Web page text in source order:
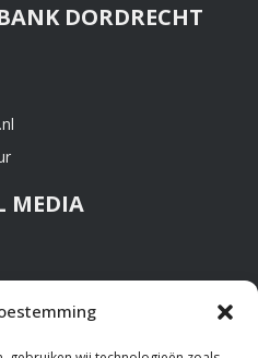
DORDRECHT
MEDIA